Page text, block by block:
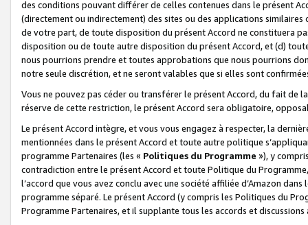
des conditions pouvant différer de celles contenues dans le présent
(directement ou indirectement) des sites ou des applications
de votre part, de toute disposition du présent Accord ne constituera
disposition ou de toute autre disposition du présent Accord, et (d)
nous pourrions prendre et toutes approbations que nous pourrions
notre seule discrétion, et ne seront valables que si elles sont
Vous ne pouvez pas céder ou transférer le présent Accord, du fait de
réserve de cette restriction, le présent Accord sera obligatoire,
Le présent Accord intègre, et vous vous engagez à respecter, la
mentionnées dans le présent Accord et toute autre politique
programme Partenaires (les « Politiques du Programme »), y
contradiction entre le présent Accord et toute Politique du
l’accord que vous avez conclu avec une société affiliée d’Amazon
programme séparé. Le présent Accord (y compris les Politiques du
Programme Partenaires, et il supplante tous les accords et discussions